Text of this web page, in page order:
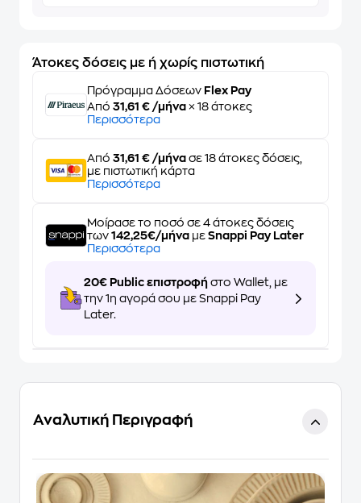
Άτοκες δόσεις με ή χωρίς πιστωτική
Πρόγραμμα Δόσεων Flex Pay
Από 31,61 € /μήνα × 18 άτοκες
Περισσότερα
Από 31,61 € /μήνα σε 18 άτοκες δόσεις,
με πιστωτική κάρτα
Περισσότερα
Μοίρασε το ποσό σε 4 άτοκες δόσεις
των 142,25€/μήνα με Snappi Pay Later
Περισσότερα
20€ Public επιστροφή στο Wallet, με
την 1η αγορά σου με Snappi Pay
Later.
Αναλυτική Περιγραφή